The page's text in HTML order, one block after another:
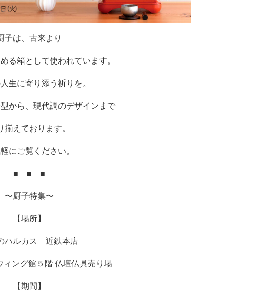
子は、古来より
る箱として使われています。
生に寄り添う祈りを。
から、現代調のデザインまで
揃えております。
にご覧ください。
■ ■ ■
〜厨子特集〜
【場所】
ハルカス 近鉄本店
ィング館５階 仏壇仏具売り場
【期間】